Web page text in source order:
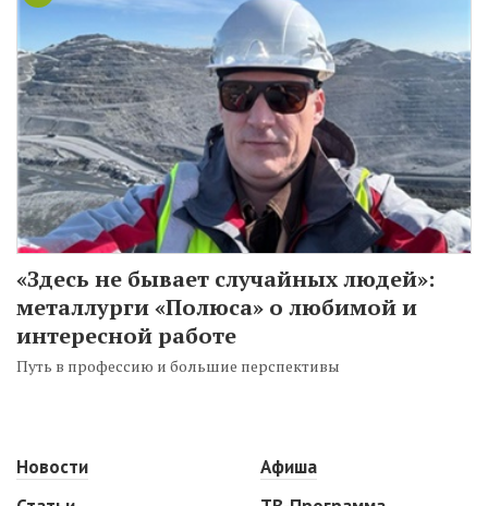
«Здесь не бывает случайных людей»:
металлурги «Полюса» о любимой и
интересной работе
Путь в профессию и большие перспективы
Новости
Афиша